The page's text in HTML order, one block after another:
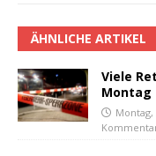
ÄHNLICHE ARTIKEL
Viele
Montag